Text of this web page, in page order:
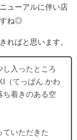
ューアルに伴い店
すね◎
ればと思います。
入ったところ
（てっぱん かわ
ち着きのある空
ていただきた